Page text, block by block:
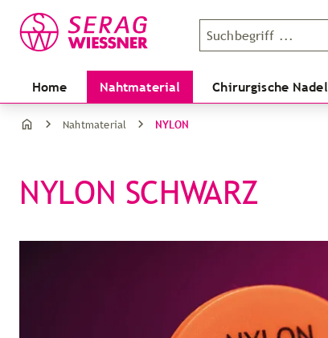
Home Nahtmaterial Chirurgische
Nahtmaterial NYLON
NYLON SCHWARZ